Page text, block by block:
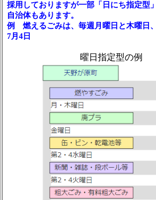
採用しておりますが一部「日にち指定型
自治体もあります。
例 燃えるごみは、毎週月曜日と木曜日
7月4日
曜日指定型の例